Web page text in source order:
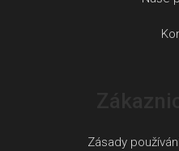
Zásady